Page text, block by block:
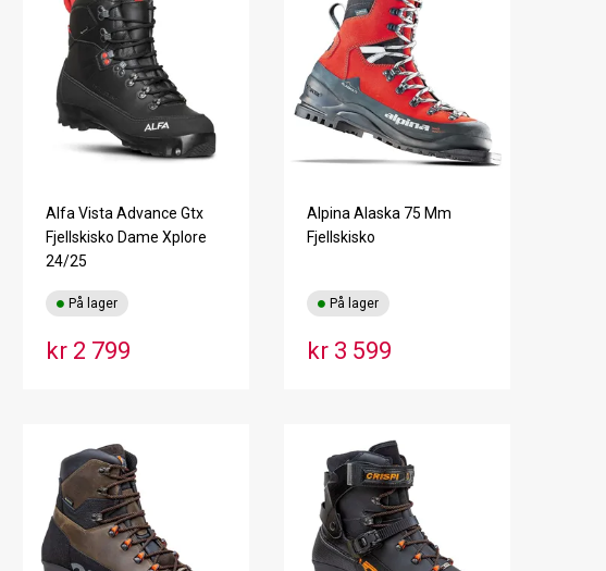
Alfa Vista Advance Gtx
Fjellskisko Dame Xplore
24/25
kr 2 799
På lager
Alpina Alaska 75 Mm
Fjellskisko
kr 3 599
På lager